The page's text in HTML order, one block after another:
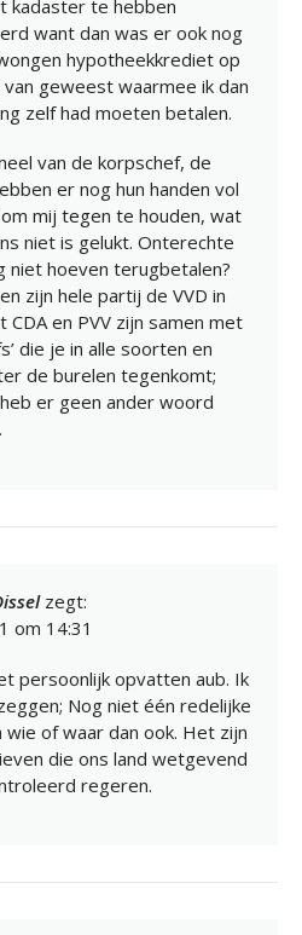
kadaster te hebben
want dan was er ook nog
hypotheekkrediet op
geweest waarmee ik dan
zelf had moeten betalen.
van de korpschef, de
er nog hun handen vol
mij tegen te houden, wat
niet is gelukt. Onterechte
niet hoeven terugbetalen?
zijn hele partij de VVD in
CDA en PVV zijn samen met
die je in alle soorten en
de burelen tegenkomt;
er geen ander woord
zegt:
om 14:31
persoonlijk opvatten aub. Ik
Nog niet één redelijke
wie of waar dan ook. Het zijn
die ons land wetgevend
regeren.